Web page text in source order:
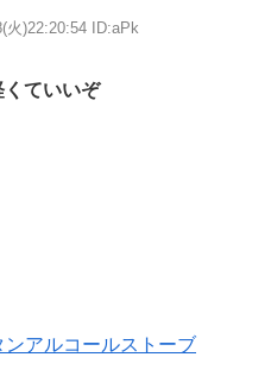
火)22:20:54 ID:aPk
ていいぞ
アルコールストーブ